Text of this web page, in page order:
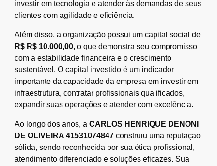
investir em tecnologia e atender às demandas de seus
clientes com agilidade e eficiência.
Além disso, a organização possui um capital social de
R$ R$ 10.000,00, o que demonstra seu compromisso
com a estabilidade financeira e o crescimento
sustentável. O capital investido é um indicador
importante da capacidade da empresa em investir em
infraestrutura, contratar profissionais qualificados,
expandir suas operações e atender com excelência.
Ao longo dos anos, a CARLOS HENRIQUE DENONI
DE OLIVEIRA 41531074847 construiu uma reputação
sólida, sendo reconhecida por sua ética profissional,
atendimento diferenciado e soluções eficazes. Sua